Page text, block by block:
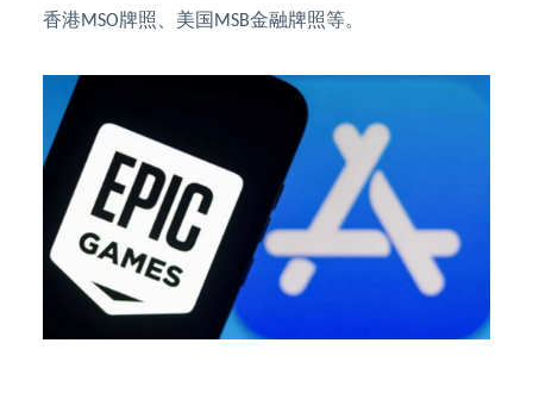
香港MSO牌照、美国 MSB金融牌照等。